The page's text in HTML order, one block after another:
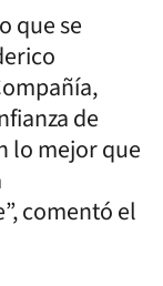
que se
de
lo mejor que
comentó el